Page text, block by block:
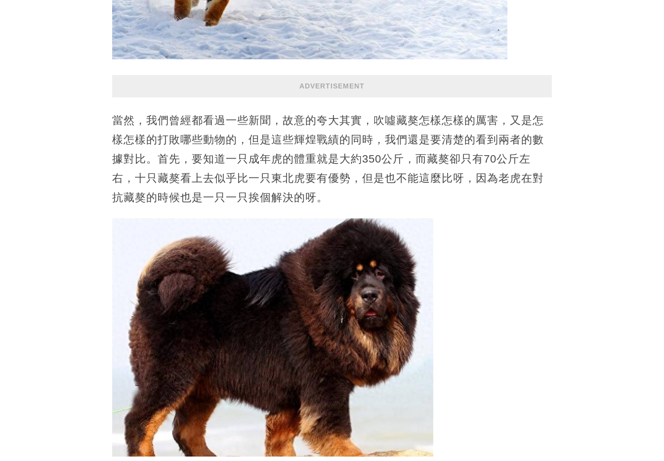
ADVERTISEMENT
當然，我們曾經都看過一些新聞，故意的夸大其實，吹噓藏獒怎樣怎樣的厲害，又是怎
樣怎樣的打敗哪些動物的，但是這些輝煌戰績的同時，我們還是要清楚的看到兩者的數
據對比。首先，要知道一只成年虎的體重就是大約350公斤，而藏獒卻只有70公斤左
右，十只藏獒看上去似乎比一只東北虎要有優勢，但是也不能這麼比呀，因為老虎在對
抗藏獒的時候也是一只一只挨個解決的呀。